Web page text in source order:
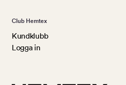
Club Hemtex
Kundklubb
Logga in